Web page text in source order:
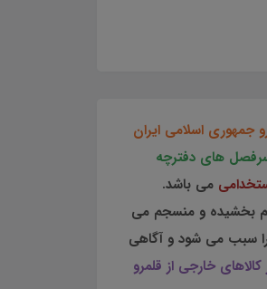
جمهوری اسلامی ايران
های دفترچه
می باشد.
بخشیده و منسجم می
سبب می شود و آگاهی
خارجی از قلمرو